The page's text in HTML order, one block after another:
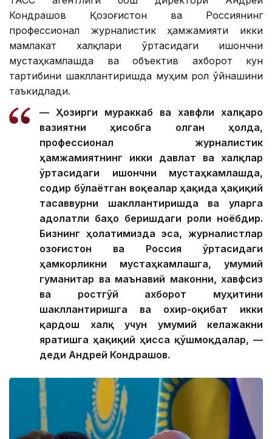
Кондрашов Қозоғистон ва Россиянинг
профессионал журналистик ҳамжамияти икки
мамлакат халқлари ўртасидаги ишончни
мустаҳкамлашда ва объектив ахборот кун
тартибини шакллантиришда муҳим рол ўйнашини
таъкидлади.
— Ҳозирги мураккаб ва хавфли халқаро
вазиятни ҳисобга олган ҳолда,
профессионал журналистик
ҳамжамиятнинг икки давлат ва халқлар
ўртасидаги ишончни мустаҳкамлашда,
содир бўлаётган воқеалар ҳақида ҳақиқий
тасаввурни шакллантиришда ва уларга
адолатли баҳо беришдаги роли ноёбдир.
Бизнинг ҳолатимизда эса, журналистлар
Қозоғистон ва Россия ўртасидаги
ҳамкорликни мустаҳкамлашга, умумий
гуманитар ва маънавий маконни, хавфсиз
ва ростгўй ахборот муҳитини
шакллантиришга ва охир-оқибат икки
қардош халқ учун умумий келажакни
яратишга ҳақиқий ҳисса қўшмоқдалар, —
деди Андрей Кондрашов.